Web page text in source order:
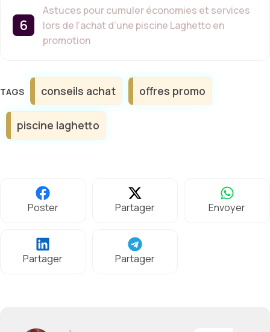
Astuces pour cumuler économies et services
lors de l’achat d’une piscine Laghetto en
promotion
Étiquettes
conseils achat offres promo
piscine laghetto
Poster Partager Envoyer
Partager Partager